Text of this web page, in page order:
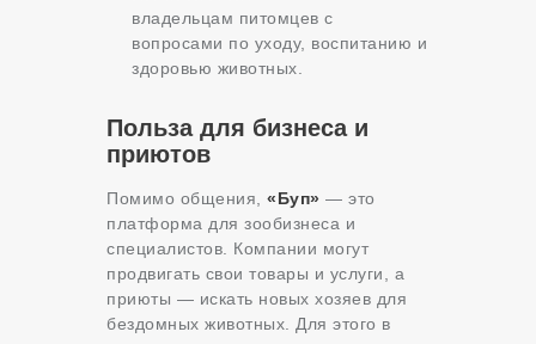
владельцам питомцев с
вопросами по уходу, воспитанию и
здоровью животных.
Польза для бизнеса и
приютов
Помимо общения, «Буп» — это
платформа для зообизнеса и
специалистов. Компании могут
продвигать свои товары и услуги, а
приюты — искать новых хозяев для
бездомных животных. Для этого в